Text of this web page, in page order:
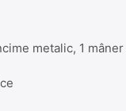
metalic, 1